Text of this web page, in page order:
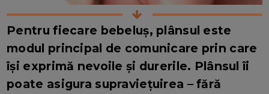
Pentru fiecare bebeluș, plânsul este
modul principal de comunicare prin care
își exprimă nevoile și durerile. Plânsul îi
poate asigura supraviețuirea – fără